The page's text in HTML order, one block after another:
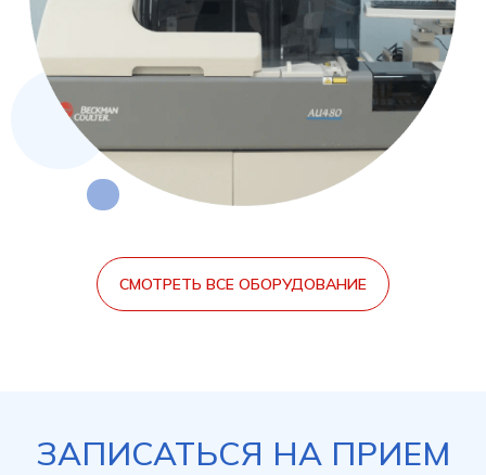
СМОТРЕТЬ ВСЕ ОБОРУДОВАНИЕ
ЗАПИСАТЬСЯ НА ПРИЕМ